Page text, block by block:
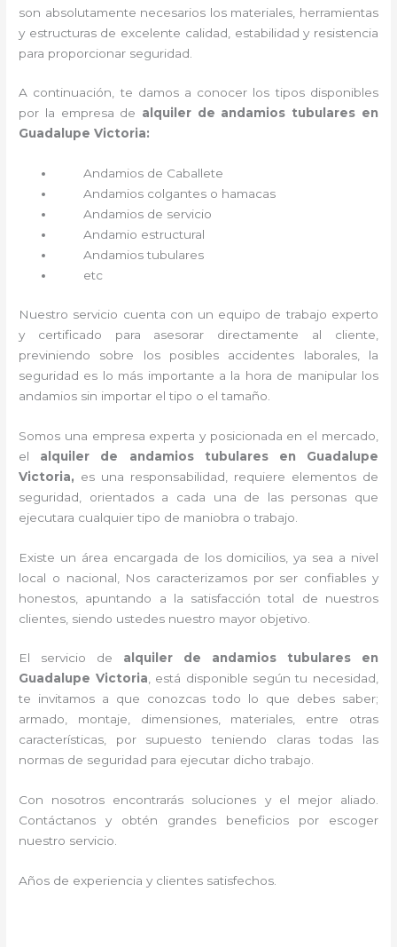
son absolutamente necesarios los materiales, herramientas
y estructuras de excelente calidad, estabilidad y resistencia
para proporcionar seguridad.
A continuación, te damos a conocer los tipos disponibles
por la empresa de alquiler de andamios tubulares en
Guadalupe Victoria:
Andamios de Caballete
Andamios colgantes o hamacas
Andamios de servicio
Andamio estructural
Andamios tubulares
etc
Nuestro servicio cuenta con un equipo de trabajo experto
y certificado para asesorar directamente al cliente,
previniendo sobre los posibles accidentes laborales, la
seguridad es lo más importante a la hora de manipular los
andamios sin importar el tipo o el tamaño.
Somos una empresa experta y posicionada en el mercado,
el alquiler de andamios tubulares en Guadalupe
Victoria, es una responsabilidad, requiere elementos de
seguridad, orientados a cada una de las personas que
ejecutara cualquier tipo de maniobra o trabajo.
Existe un área encargada de los domicilios, ya sea a nivel
local o nacional, Nos caracterizamos por ser confiables y
honestos, apuntando a la satisfacción total de nuestros
clientes, siendo ustedes nuestro mayor objetivo.
El servicio de alquiler de andamios tubulares en
Guadalupe Victoria, está disponible según tu necesidad,
te invitamos a que conozcas todo lo que debes saber;
armado, montaje, dimensiones, materiales, entre otras
características, por supuesto teniendo claras todas las
normas de seguridad para ejecutar dicho trabajo.
Con nosotros encontrarás soluciones y el mejor aliado.
Contáctanos y obtén grandes beneficios por escoger
nuestro servicio.
Años de experiencia y clientes satisfechos.